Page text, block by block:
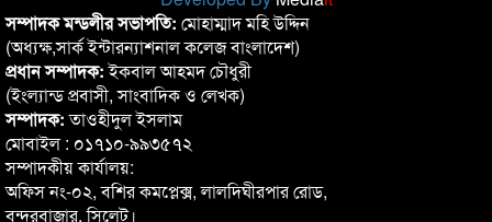
সম্পাদক মন্ডলীর সভাপতি: মোহাম্মাদ মহি উদ্দিন
(অধ্যক্ষ,সার্ক ইন্টারন্যাশনাল কলেজ বাংলাদেশ)
প্রধান সম্পাদক:ইকবাল আহমদ চৌধুরী
(ইংল্যান্ড প্রবাসী, সাংবাদিক ও লেখক)
সম্পাদক:তাওহীদুল ইসলাম
মোবাইল : ০১৭১০-৯৯৩৫৭২
সম্পাদকীয় কার্যালয়:
অফিস নং-০২, বশির কমপ্লেক্স, লালদিঘীরপার রোড,
বন্দরবাজার, সিলেট।